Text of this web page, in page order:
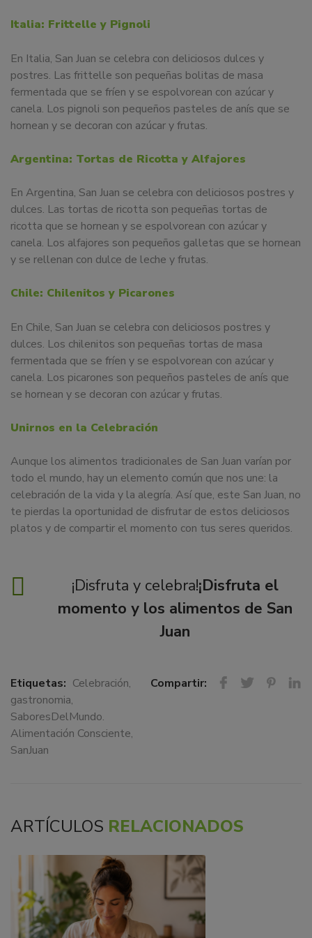
Italia: Frittelle y Pignoli
En Italia, San Juan se celebra con deliciosos dulces y
postres. Las frittelle son pequeñas bolitas de masa
fermentada que se fríen y se espolvorean con azúcar y
canela. Los pignoli son pequeños pasteles de anís que se
hornean y se decoran con azúcar y frutas.
Argentina: Tortas de Ricotta y Alfajores
En Argentina, San Juan se celebra con deliciosos postres y
dulces. Las tortas de ricotta son pequeñas tortas de
ricotta que se hornean y se espolvorean con azúcar y
canela. Los alfajores son pequeños galletas que se hornean
y se rellenan con dulce de leche y frutas.
Chile: Chilenitos y Picarones
En Chile, San Juan se celebra con deliciosos postres y
dulces. Los chilenitos son pequeñas tortas de masa
fermentada que se fríen y se espolvorean con azúcar y
canela. Los picarones son pequeños pasteles de anís que
se hornean y se decoran con azúcar y frutas.
Unirnos en la Celebración
Aunque los alimentos tradicionales de San Juan varían por
todo el mundo, hay un elemento común que nos une: la
celebración de la vida y la alegría. Así que, este San Juan, no
te pierdas la oportunidad de disfrutar de estos deliciosos
platos y de compartir el momento con tus seres queridos.
¡Disfruta y celebra!¡Disfruta el
momento y los alimentos de San
Juan
Etiquetas: Celebración,
gastronomia,
SaboresDelMundo.
Alimentación Consciente,
SanJuan
Compartir:
ARTÍCULOS RELACIONADOS